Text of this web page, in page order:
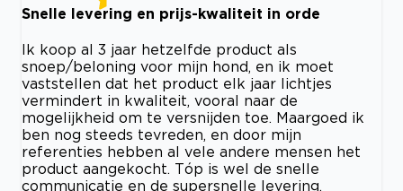
Snelle levering en prijs-kwaliteit in orde
Ik koop al 3 jaar hetzelfde product als
snoep/beloning voor mijn hond, en ik moet
vaststellen dat het product elk jaar lichtjes
vermindert in kwaliteit, vooral naar de
mogelijkheid om te versnijden toe. Maargoed ik
ben nog steeds tevreden, en door mijn
referenties hebben al vele andere mensen het
product aangekocht. Tóp is wel de snelle
communicatie en de supersnelle levering.